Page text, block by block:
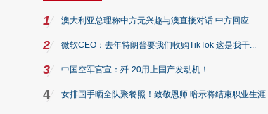
1 澳大利亚总理称中方无兴趣与澳直接对话 中方回应
2 微软CEO：去年特朗普要我们收购TikTok 这是我干...
3 中国空军官宣：歼-20用上国产发动机！
4 女排国手晒全队聚餐照！致敬恩师 暗示将结束职业生涯